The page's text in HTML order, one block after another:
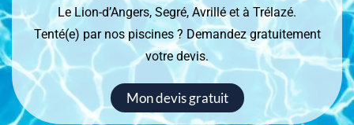
Le Lion-d’Angers, Segré, Avrillé et à Trélazé.
Tenté(e) par nos piscines ? Demandez gratuitement
votre devis.
Mon devis gratuit